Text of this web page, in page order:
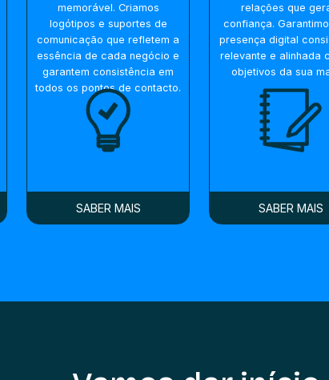
memorável. Criamos
logótipos e suportes de
comunicação que refletem a
essência de cada negócio e
garantem consistência em
todos os pontos de contacto.
SABER MAIS
relações que
confiança.
presença digital
relevante e alinhada
objetivos da sua
SABER MAIS